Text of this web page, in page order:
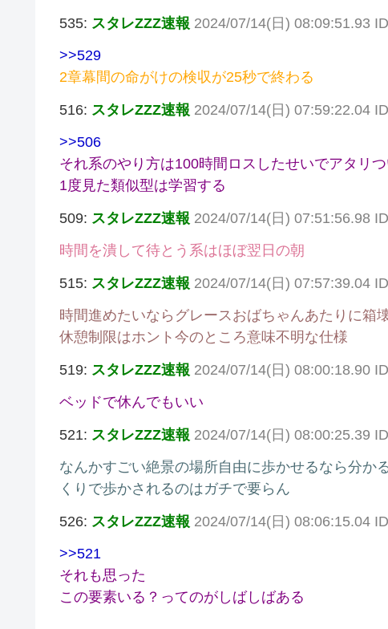
535: スタレZZZ速報 2024/07/14(日) 08:09:51.93
>>529
2章幕間の命がけの検収が25秒で終わる
516: スタレZZZ速報 2024/07/14(日) 07:59:22.04
>>506
それ系のやり方は100時間ロスしたせいでアタリ
1度見た類似型は学習する
509: スタレZZZ速報 2024/07/14(日) 07:51:56.98
時間を潰して待とう系はほぼ翌日の朝
515: スタレZZZ速報 2024/07/14(日) 07:57:39.04
時間進めたいならグレースおばちゃんあたりに箱
休憩制限はホント今のところ意味不明な仕様
519: スタレZZZ速報 2024/07/14(日) 08:00:18.90
ベッドで休んでもいい
521: スタレZZZ速報 2024/07/14(日) 08:00:25.39
なんかすごい絶景の場所自由に歩かせるなら分か
くりで歩かされるのはガチで要らん
526: スタレZZZ速報 2024/07/14(日) 08:06:15.04
>>521
それも思った
この要素いる？ってのがしばしばある